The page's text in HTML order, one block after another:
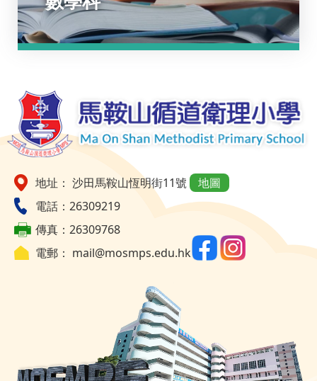
地址： 沙田馬鞍山恆明街11號
地圖
電話：26309219
傳真：26309768
電郵： mail@mosmps.edu.hk